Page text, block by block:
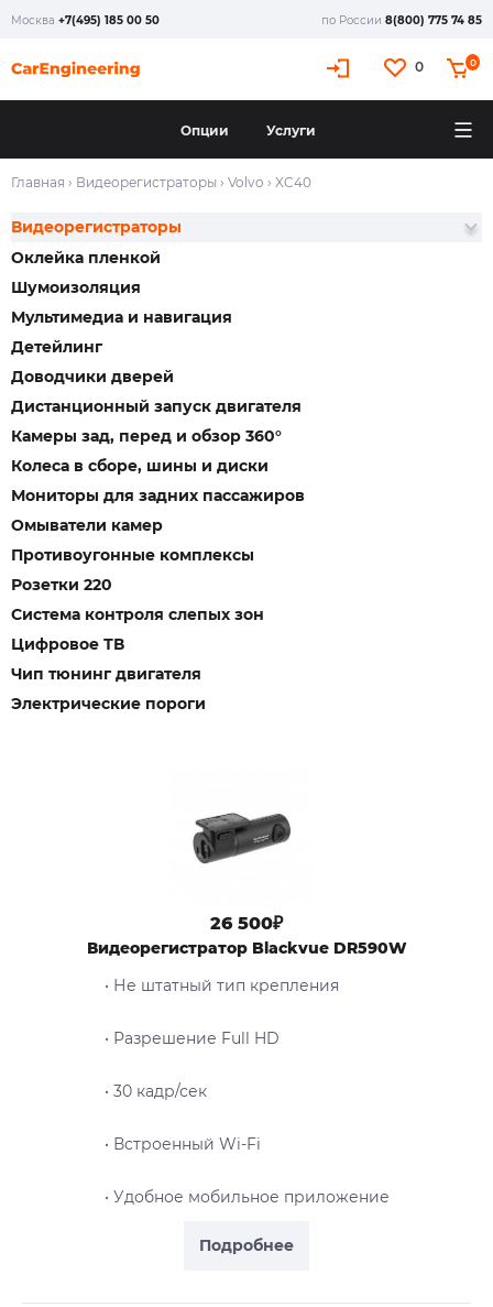
Москва +7(495) 185 00 50 по России 8(800) 775 74 85
0 0
Опции Услуги
Главная › Видеорегистраторы › Volvo › XC40
Оклейка пленкой
Шумоизоляция
Мультимедиа и навигация
Детейлинг
Доводчики дверей
Видеорегистраторы
Дистанционный запуск двигателя
Камеры зад, перед и обзор 360°
Колеса в сборе, шины и диски
Мониторы для задних пассажиров
Омыватели камер
Противоугонные комплексы
Розетки 220
Система контроля слепых зон
Цифровое ТВ
Чип тюнинг двигателя
Электрические пороги
Подробнее
26 500₽
Видеорегистратор Blackvue DR590W
• Не штатный тип крепления
• Разрешение Full HD
• 30 кадр/сек
• Встроенный Wi-Fi
• Удобное мобильное приложение